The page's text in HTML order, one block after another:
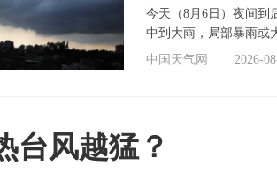
今天（8月6日）夜间到
中到大雨，局部暴雨或
中国天气网
2026-
台风越猛？